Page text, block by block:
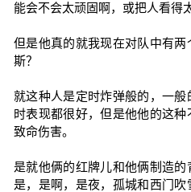
能会不会太顽固啊，或把人看得
但是他真的就我现在对队中有
斯？
就这种人是定时炸弹般的，一
时表现都很好，但是他他的这
致命伤害。
是就他俩的红牌儿和他俩制造
是，是啊，是夜，孤城和西门